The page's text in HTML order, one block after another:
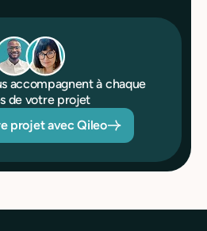
accompagnent à chaque
de votre projet
projet avec Qileo